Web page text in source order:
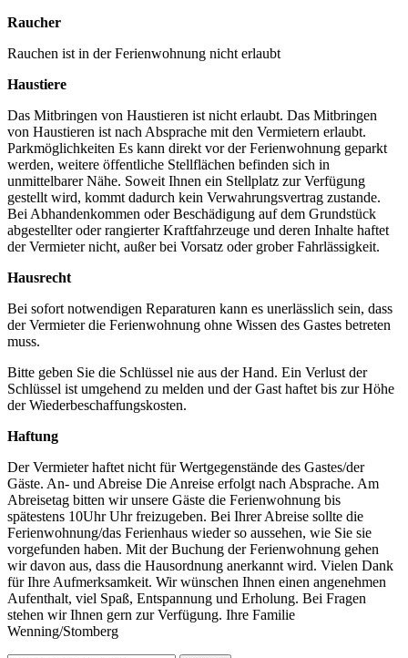
Raucher
Rauchen ist in der Ferienwohnung nicht erlaubt
Haustiere
Das Mitbringen von Haustieren ist nicht erlaubt. Das Mitbringen
von Haustieren ist nach Absprache mit den Vermietern erlaubt.
Parkmöglichkeiten Es kann direkt vor der Ferienwohnung geparkt
werden, weitere öffentliche Stellflächen befinden sich in
unmittelbarer Nähe. Soweit Ihnen ein Stellplatz zur Verfügung
gestellt wird, kommt dadurch kein Verwahrungsvertrag zustande.
Bei Abhandenkommen oder Beschädigung auf dem Grundstück
abgestellter oder rangierter Kraftfahrzeuge und deren Inhalte haftet
der Vermieter nicht, außer bei Vorsatz oder grober Fahrlässigkeit.
Hausrecht
Bei sofort notwendigen Reparaturen kann es unerlässlich sein, dass
der Vermieter die Ferienwohnung ohne Wissen des Gastes betreten
muss.
Bitte geben Sie die Schlüssel nie aus der Hand. Ein Verlust der
Schlüssel ist umgehend zu melden und der Gast haftet bis zur Höhe
der Wiederbeschaffungskosten.
Haftung
Der Vermieter haftet nicht für Wertgegenstände des Gastes/der
Gäste. An- und Abreise Die Anreise erfolgt nach Absprache. Am
Abreisetag bitten wir unsere Gäste die Ferienwohnung bis
spätestens 10Uhr Uhr freizugeben. Bei Ihrer Abreise sollte die
Ferienwohnung/das Ferienhaus wieder so aussehen, wie Sie sie
vorgefunden haben. Mit der Buchung der Ferienwohnung gehen
wir davon aus, dass die Hausordnung anerkannt wird. Vielen Dank
für Ihre Aufmerksamkeit. Wir wünschen Ihnen einen angenehmen
Aufenthalt, viel Spaß, Entspannung und Erholung. Bei Fragen
stehen wir Ihnen gern zur Verfügung. Ihre Familie
Wenning/Stomberg